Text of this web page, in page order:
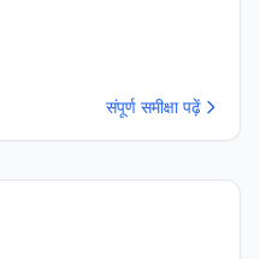
संपूर्ण समीक्षा पढ़ें